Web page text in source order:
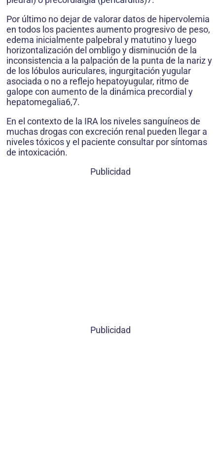
Por último no dejar de valorar datos de hipervolemia
en todos los pacientes aumento progresivo de peso,
edema inicialmente palpebral y matutino y luego
horizontalización del ombligo y disminución de la
inconsistencia a la palpación de la punta de la nariz y
de los lóbulos auriculares, ingurgitación yugular
asociada o no a reflejo hepatoyugular, ritmo de
galope con aumento de la dinámica precordial y
hepatomegalia6,7.
En el contexto de la IRA los niveles sanguíneos de
muchas drogas con excreción renal pueden llegar a
niveles tóxicos y el paciente consultar por síntomas
de intoxicación.
Publicidad
Publicidad